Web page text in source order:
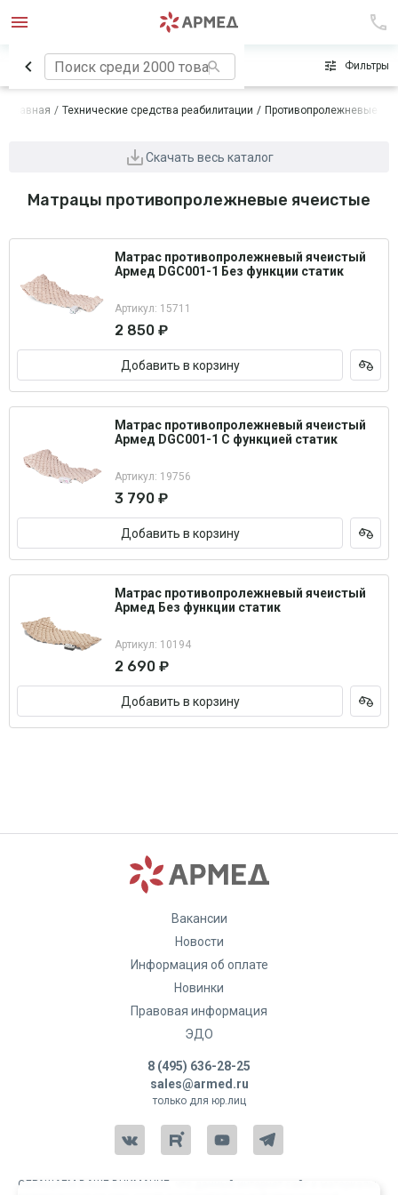
Сначала популярные Фильтры
Главная Технические средства реабилитации Противопролежневые
Скачать весь каталог
Матрацы противопролежневые ячеистые
Матрас противопролежневый ячеистый
Армед DGC001-1 Без функции статик
Артикул: 15711
2 850 ₽
Добавить в корзину
Матрас противопролежневый ячеистый
Армед DGC001-1 С функцией статик
Артикул: 19756
3 790 ₽
Добавить в корзину
Матрас противопролежневый ячеистый
Армед Без функции статик
Артикул: 10194
2 690 ₽
Добавить в корзину
Вакансии
Новости
Информация об оплате
Новинки
Правовая информация
ЭДО
8 (495) 636-28-25
sales@armed.ru
только для юр.лиц
ОБРАЩАЕМ ВАШЕ ВНИМАНИЕ, что данный интернет-сайт и материалы,